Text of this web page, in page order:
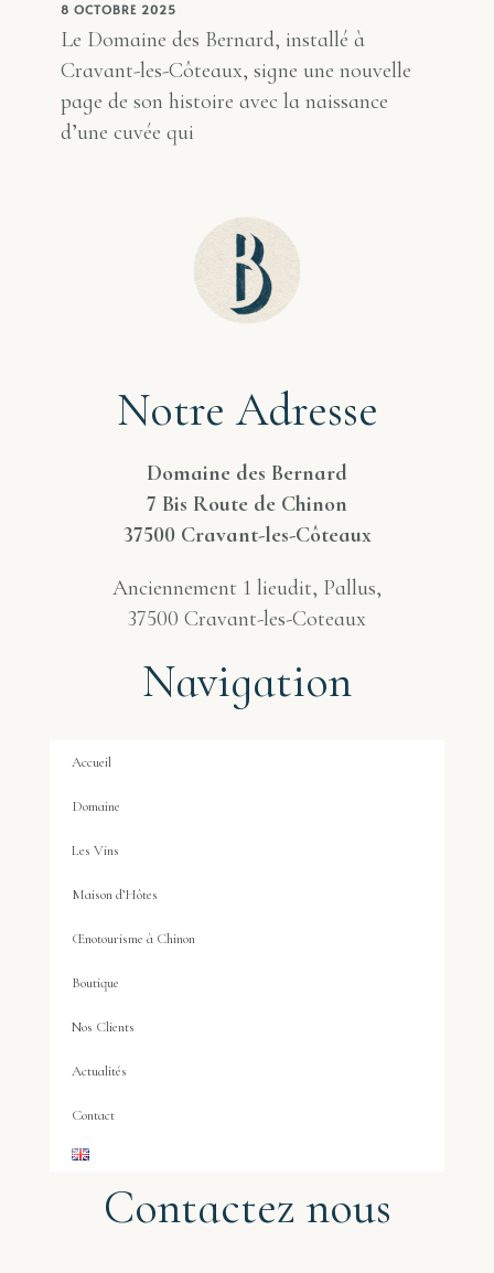
8 OCTOBRE 2025
Le Domaine des Bernard, installé à
Cravant-les-Côteaux, signe une nouvelle
page de son histoire avec la naissance
d’une cuvée qui
Notre Adresse
Domaine des Bernard
7 Bis Route de Chinon
37500 Cravant-les-Côteaux
Anciennement 1 lieudit, Pallus,
37500 Cravant-les-Coteaux
Navigation
Accueil
Domaine
Les Vins
Maison d’Hôtes
Œnotourisme à Chinon
Boutique
Nos Clients
Actualités
Contact
Contactez nous